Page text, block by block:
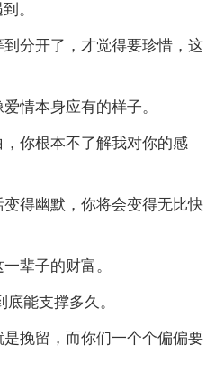
。
分开了，才觉得要珍惜，这
情本身应有的样子。
你根本不了解我对你的感
得幽默，你将会变得无比快
辈子的财富。
能支撑多久。
挽留，而你们一个个偏偏要